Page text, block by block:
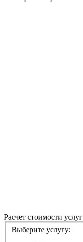
Расчет стоимости услуг
Выберите услугу: